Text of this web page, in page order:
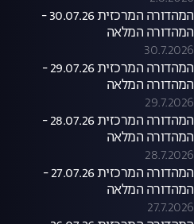
המהדורה המרכזית 30.07.26 -
המהדורה המלאה
30.7.2026
המהדורה המרכזית 29.07.26 -
המהדורה המלאה
29.7.2026
המהדורה המרכזית 28.07.26 -
המהדורה המלאה
28.7.2026
המהדורה המרכזית 27.07.26 -
המהדורה המלאה
27.7.2026